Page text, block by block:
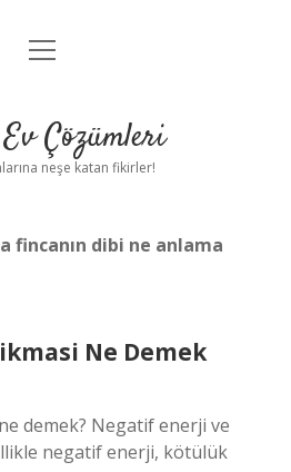
Anasayfa
Uyarı
menüyü
Çözümleri
neşe katan fikirler!
fincanın dibi ne anlama
Ne Demek
demek? Negatif enerji ve
negatif enerji, kötülük